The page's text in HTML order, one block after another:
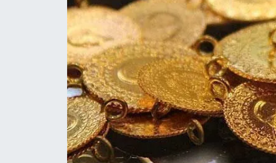
Gündem Özel
Günün görüntüsü